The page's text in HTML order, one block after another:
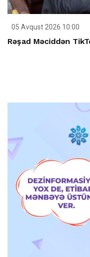
05 Avqust 2026 10:00
Rəşad Məciddən